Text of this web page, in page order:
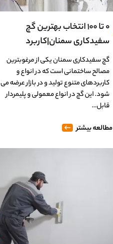
۰ تا ۱۰۰ انتخاب بهترین گچ
سفیدکاری سمنان|کاربرد
گچ سفیدکاری سمنان یکی از مرغوبترین
مصالح ساختمانی است که در انواع و
کاربردهای متنوع تولید و در بازار عرضه می
شود. این گچ در انواع معمولی و پلیمردار
قابل…
مطالعه بیشتر